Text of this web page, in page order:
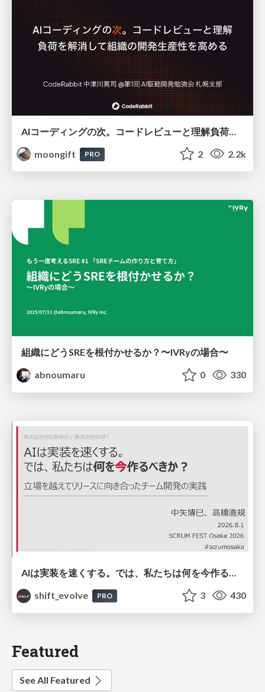
moongift
PRO 2 2.2k
組織にどうSREを根付かせるか？〜IVRyの場合〜
abnoumaru
0 330
AIは実装を速くする。では、私たちは何を今作るべきか？－立場を越えてリリースに向き合ったチーム開発の実践 / 20260801 Hiromi Nakaya and Naoki Takahashi
shift_evolve
PRO 3 430
Featured
See All Featured